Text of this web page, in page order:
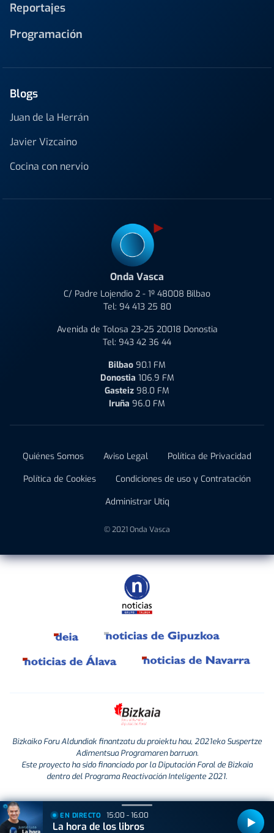
Reportajes
Programación
Blogs
Juan de la Herrán
Javier Vizcaino
Cocina con nervio
Onda Vasca
C/ Padre Lojendio 2 - 1º 48008 Bilbao
Tel: 94 413 25 80
Avenida de Tolosa 23-25 20018 Donostia
Tel: 943 42 36 44
Bilbao 90.1 FM
Donostia 106.9 FM
Gasteiz 98.0 FM
Iruña 96.0 FM
Quiénes Somos Aviso Legal
Política de Privacidad
Política de Cookies
Condiciones de uso y Contratación
Administrar Utiq
© 2021 Onda Vasca
Bizkaiko Foru Aldundiak finantzatu du proiektu hau, 2021eko Suspertze
Adimentsua Programaren barruan.
Este proyecto ha sido financiado por la Diputación Foral de Bizkaia
dentro del Programa Reactivación Inteligente 2021.
EN DIRECTO 15:00 - 16:00
La hora de los libros